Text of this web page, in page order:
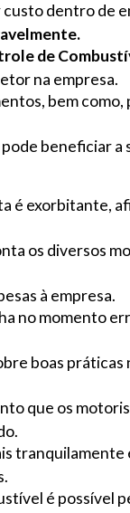
dentro de
de
na empresa.
bem
beneficiar a
é exorbitante,
os diversos
à empresa.
no momento
boas
que os
é possível